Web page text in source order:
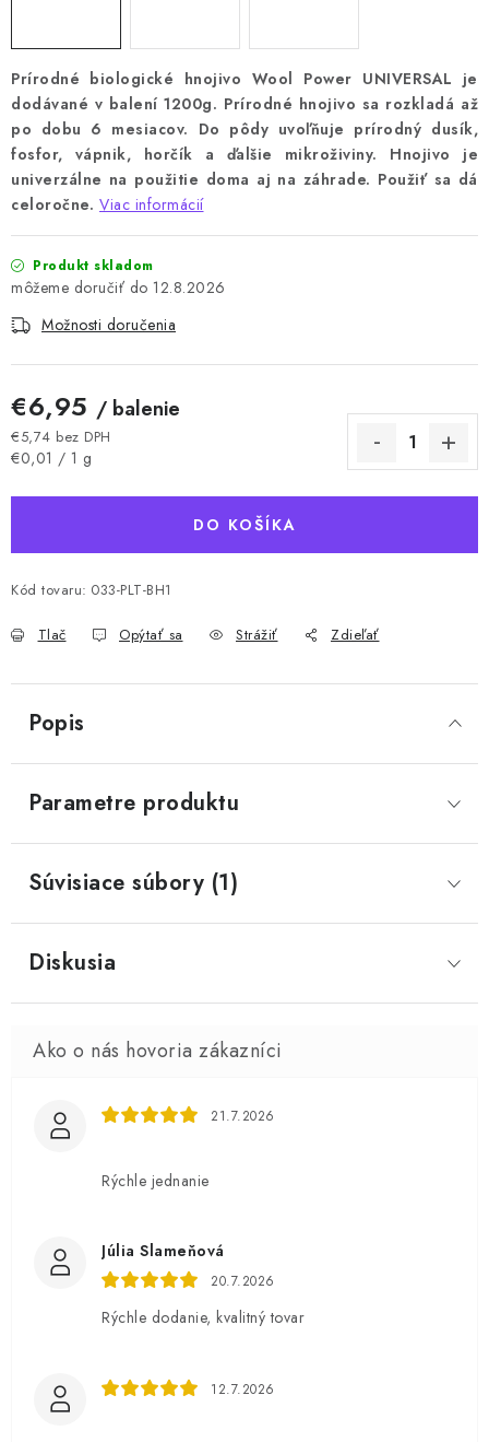
Prírodné biologické hnojivo Wool Power UNIVERSAL je
dodávané v balení 1200g. Prírodné hnojivo sa rozkladá až
po dobu 6 mesiacov. Do pôdy uvoľňuje prírodný dusík,
fosfor, vápnik, horčík a ďalšie mikroživiny. Hnojivo je
univerzálne na použitie doma aj na záhrade. Použiť sa dá
celoročne. Viac informácií
Produkt skladom
12.8.2026
Možnosti doručenia
€6,95 / balenie
€5,74 bez DPH
Jednotková cena:
€0,01 / 1 g
DO KOŠÍKA
Kód tovaru: 033-PLT-BH1
Tlač Opýtať sa Strážiť Zdieľať
Popis
Parametre produktu
Súvisiace súbory (1)
Diskusia
21.7.2026
Rýchle jednanie
Júlia Slameňová
20.7.2026
Rýchle dodanie, kvalitný tovar
12.7.2026